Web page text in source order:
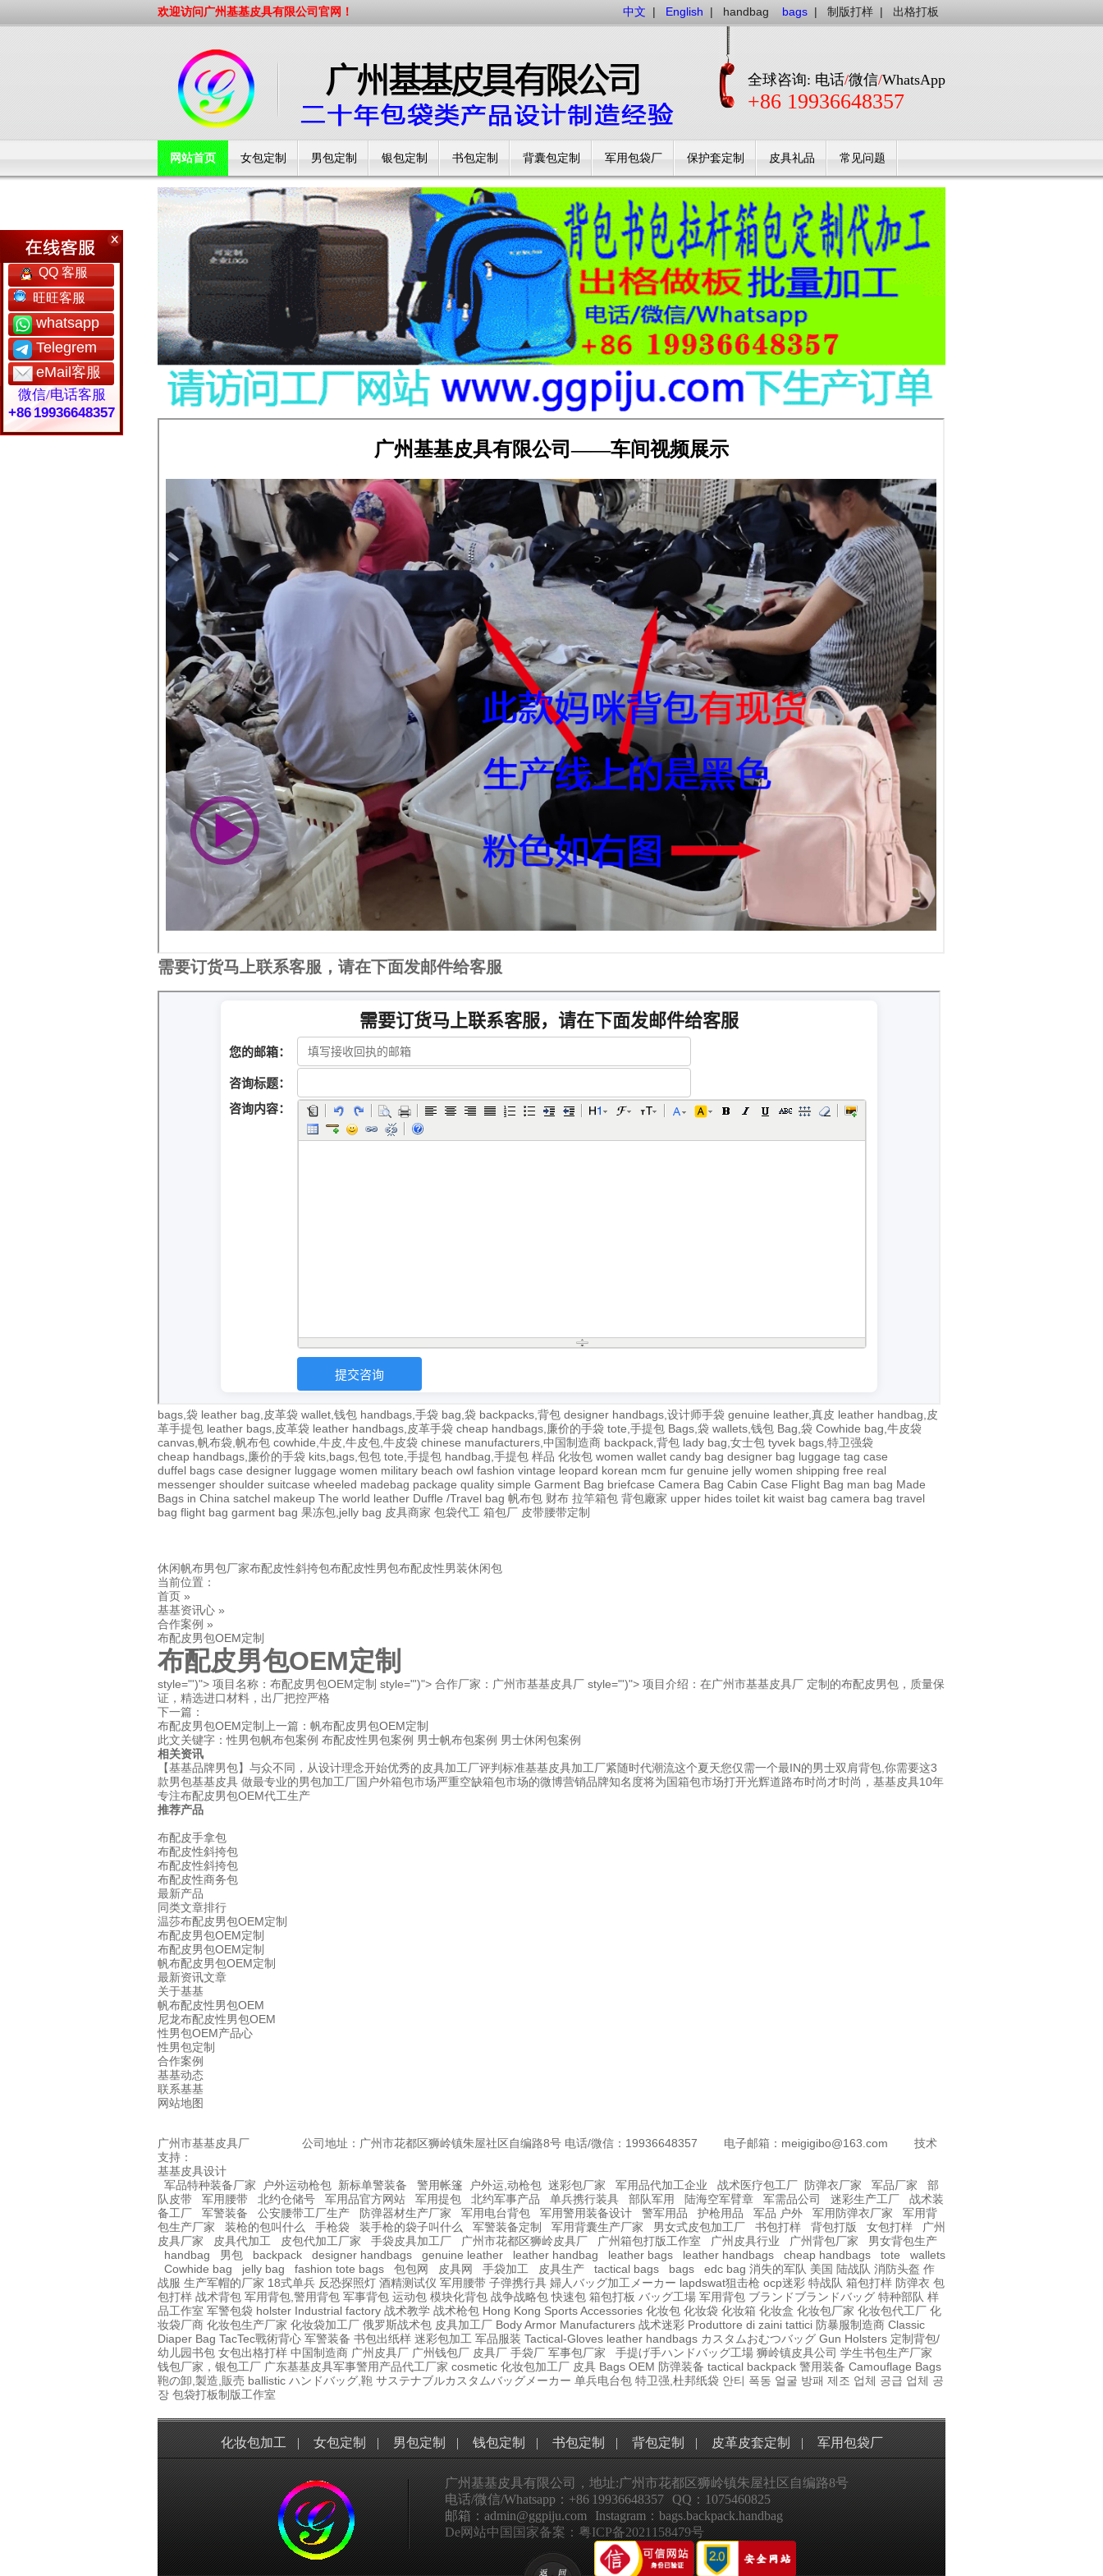
欢迎访问广州基基皮具有限公司官网！ 中文 | English | handbag bags | 制版打样 | 出格打板
全球咨询: 电话/微信/WhatsApp
+86 19936648357
网站首页 女包定制 男包定制 银包定制 书包定制 背囊包定制 军用包袋厂 保护套定制 皮具礼品 常见问题
工厂简介
需要订货马上联系客服，请在下面发邮件给客服
bags,袋 leather bag,皮革袋 wallet,钱包 handbags,手袋 bag,袋 backpacks,背包 designer handbags,设计师手袋 genuine leather,真皮 leather handbag,皮
革手提包 leather bags,皮革袋 leather handbags,皮革手袋 cheap handbags,廉价的手袋 tote,手提包 Bags,袋 wallets,钱包 Bag,袋 Cowhide bag,牛皮袋
canvas,帆布袋,帆布包 cowhide,牛皮,牛皮包,牛皮袋 chinese manufacturers,中国制造商 backpack,背包 lady bag,女士包 tyvek bags,特卫强袋
cheap handbags,廉价的手袋 kits,bags,包包 tote,手提包 handbag,手提包 样品 化妆包 women wallet candy bag designer bag luggage tag case
duffel bags case designer luggage women military beach owl fashion vintage leopard korean mcm fur genuine jelly women shipping free real
messenger shoulder suitcase wheeled madebag package quality simple Garment Bag briefcase Camera Bag Cabin Case Flight Bag man bag Made
Bags in China satchel makeup The world leather Duffle /Travel bag 帆布包 财布 拉竿箱包 背包廠家 upper hides toilet kit waist bag camera bag travel
bag flight bag garment bag 果冻包,jelly bag 皮具商家 包袋代工 箱包厂 皮带腰带定制
休闲帆布男包厂家布配皮性斜挎包布配皮性男包布配皮性男装休闲包
当前位置：
首页 »
基基资讯心 »
合作案例 »
布配皮男包OEM定制
布配皮男包OEM定制
style="')"> 项目名称：布配皮男包OEM定制 style="')"> 合作厂家：广州市基基皮具厂 style="')"> 项目介绍：在广州市基基皮具厂 定制的布配皮男包，质量保
证，精选进口材料，出厂把控严格
下一篇：
布配皮男包OEM定制上一篇： 帆布配皮男包OEM定制
此文关键字：性男包帆布包案例 布配皮性男包案例 男士帆布包案例 男士休闲包案例
相关资讯
【基基品牌男包】与众不同，从设计理念开始优秀的皮具加工厂评判标准基基皮具加工厂紧随时代潮流这个夏天您仅需一个最IN的男士双肩背包,你需要这3
款男包基基皮具 做最专业的男包加工厂国户外箱包市场严重空缺箱包市场的微博营销品牌知名度将为国箱包市场打开光辉道路布时尚才时尚，基基皮具10年
专注布配皮男包OEM代工生产
推荐产品
布配皮手拿包
布配皮性斜挎包
布配皮性斜挎包
布配皮性商务包
最新产品
同类文章排行
温莎布配皮男包OEM定制
布配皮男包OEM定制
布配皮男包OEM定制
帆布配皮男包OEM定制
最新资讯文章
关于基基
帆布配皮性男包OEM
尼龙布配皮性男包OEM
性男包OEM产品心
性男包定制
合作案例
基基动态
联系基基
网站地图
广州市基基皮具厂 公司地址：广州市花都区狮岭镇朱屋社区自编路8号 电话/微信：19936648357 电子邮箱：meigigibo@163.com 技术
支持：
基基皮具设计
军品特种装备厂家
户外运动枪包 新标单警装备 警用帐篷 户外运,动枪包 迷彩包厂家 军用品代加工企业 战术医疗包工厂 防弹衣厂家 军品厂家
部
队皮带
军用腰带 北约仓储号 军用品官方网站 军用提包 北约军事产品 单兵携行装具 部队军用 陆海空军臂章 军需品公司 迷彩生产工厂
战术装
备工厂
军警装备 公安腰带工厂生产 防弹器材生产厂家 军用电台背包 军用警用装备设计 警军用品 护枪用品 军品 户外 军用防弹衣厂家
军用背
包生产厂家
装枪的包叫什么 手枪袋 装手枪的袋子叫什么 军警装备定制 军用背囊生产厂家 男女式皮包加工厂 书包打样 背包打版 女包打样
广州
皮具厂家
皮具代加工 皮包代加工厂家 手袋皮具加工厂 广州市花都区狮岭皮具厂 广州箱包打版工作室 广州皮具行业 广州背包厂家
男女背包生产
handbag
男包 backpack designer handbags genuine leather leather handbag leather bags leather handbags cheap handbags tote
wallets
Cowhide bag
jelly bag fashion tote bags 包包网 皮具网 手袋加工 皮具生产 tactical bags bags edc bag 消失的军队 美国 陆战队 消防头盔 作
战服 生产军帽的厂家 18式单兵 反恐探照灯 酒精测试仪 军用腰带 子弹携行具 婦人バッグ加工メーカー lapdswat狙击枪 ocp迷彩 特战队 箱包打样 防弹衣 包
包打样 战术背包 军用背包,警用背包 军事背包 运动包 模块化背包 战争战略包 快速包 箱包打板 バッグ工場 军用背包 ブランドブランドバッグ 特种部队 样
品工作室 军警包袋 holster Industrial factory 战术教学 战术枪包 Hong Kong Sports Accessories 化妆包 化妆袋 化妆箱 化妆盒 化妆包厂家 化妆包代工厂 化
妆袋厂商 化妆包生产厂家 化妆袋加工厂 俄罗斯战术包 皮具加工厂 Body Armor Manufacturers 战术迷彩 Produttore di zaini tattici 防暴服制造商 Classic
Diaper Bag TacTec戰術背心 军警装备 书包出纸样 迷彩包加工 军品服装 Tactical-Gloves leather handbags カスタムおむつバッグ Gun Holsters 定制背包/
幼儿园书包 女包出格打样 中国制造商 广州皮具厂 广州钱包厂 皮具厂 手袋厂 军事包厂家 手提げ手ハンドバッグ工場 狮岭镇皮具公司 学生书包生产厂家
钱包厂家，银包工厂 广东基基皮具军事警用产品代工厂家 cosmetic 化妆包加工厂 皮具 Bags OEM 防弹装备 tactical backpack 警用装备 Camouflage Bags
鞄の卸,製造,販売 ballistic ハンドバッグ,鞄 サステナブルカスタムバッグメーカー 单兵电台包 特卫强,杜邦纸袋 안티 폭동 얼굴 방패 제조 업체 공급 업체 공
장 包袋打板制版工作室
化妆包加工 | 女包定制 | 男包定制 | 钱包定制 | 书包定制 | 背包定制 | 皮革皮套定制 | 军用包袋厂
广州基基皮具有限公司，地址:广州市花都区狮岭镇朱屋社区自编路8号
电话/微信/Whatsapp：+86 19936648357 QQ：1075460825
邮箱：admin@ggpiju.com Instagram：bags.backpack.handbag
De网站中国国家备案：粤ICP备2021158479号
QQ 客服
旺旺客服
whatsapp
Telegrem
eMail客服
微信/电话客服
+86 19936648357